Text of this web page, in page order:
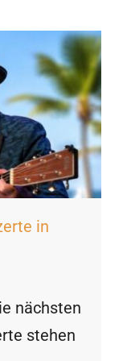
in
nächsten
stehen